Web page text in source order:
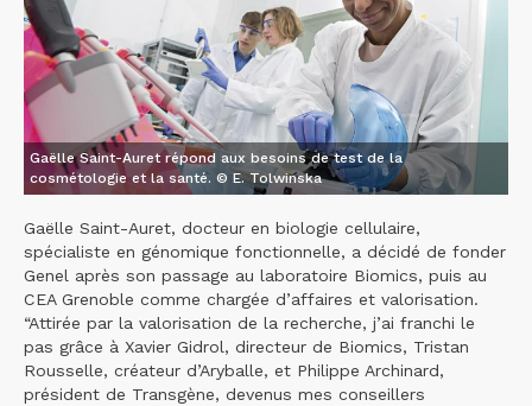
Gaëlle Saint-Auret répond aux besoins de test de la
cosmétologie et la santé. © E. Tolwinska
Gaëlle Saint-Auret, docteur en biologie cellulaire,
spécialiste en génomique fonctionnelle, a décidé de fonder
Genel après son passage au laboratoire Biomics, puis au
CEA Grenoble comme chargée d’affaires et valorisation.
“Attirée par la valorisation de la recherche, j’ai franchi le
pas grâce à Xavier Gidrol, directeur de Biomics, Tristan
Rousselle, créateur d’Aryballe, et Philippe Archinard,
président de Transgène, devenus mes conseillers